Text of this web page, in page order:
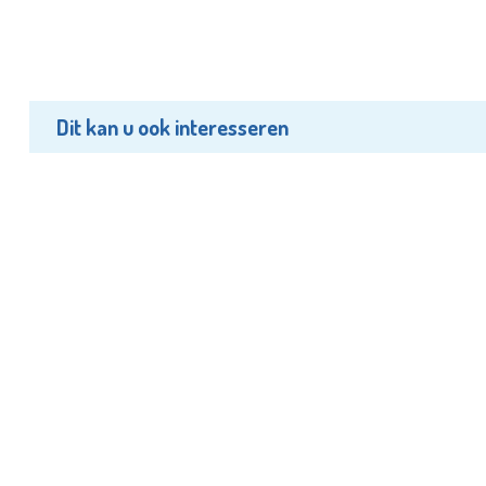
Dit kan u ook interesseren